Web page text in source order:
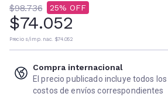
$98.736 25
$74.052
Precio s/imp. nac. $74.052
Compra internacional
El precio publicado incluye todos
costos de envíos correspondientes